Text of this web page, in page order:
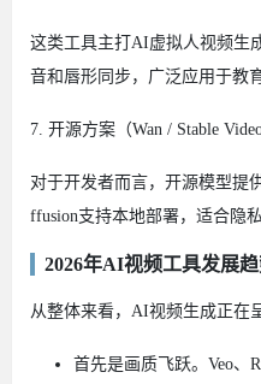
这类工具主打AI虚拟人视频生
音和唇形同步，广泛应用于教
7. 开源方案（Wan / Stable
对于开发者而言，开源模型提
ffusion支持本地部署，适合隐
2026年AI视频工具发展
从整体来看，AI视频生成正在
首先是画质飞跃。Veo、